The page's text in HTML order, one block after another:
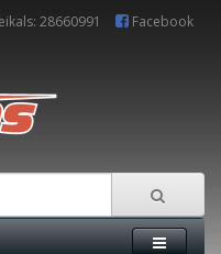
28660991 Facebook